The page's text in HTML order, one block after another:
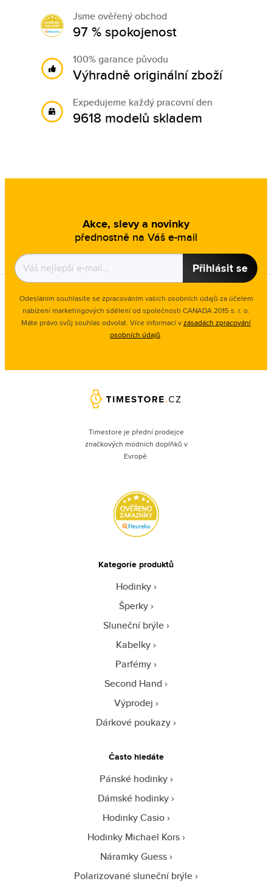
Jsme ověřený obchod
97 % spokojenost
100% garance původu
Výhradně originální zboží
Expedujeme každý pracovní den
9618 modelů skladem
Akce, slevy a novinky
přednostně na Váš e-mail
Přihlásit se
Odesláním souhlasíte se zpracováním vašich osobních údajů za účelem
nabízení marketingových sdělení od společnosti CANADA 2015 s. r. o.
Máte právo svůj souhlas odvolat. Více informací vzásadách zpracování
osobních údajů.
Timestore je přední prodejce
značkových módních doplňků v
Evropě.
Kategorie produktů
Hodinky
Šperky
Sluneční brýle
Kabelky
Parfémy
Second Hand
Výprodej
Dárkové poukazy
Často hledáte
Pánské hodinky
Dámské hodinky
Hodinky Casio
Hodinky Michael Kors
Náramky Guess
Polarizované sluneční brýle